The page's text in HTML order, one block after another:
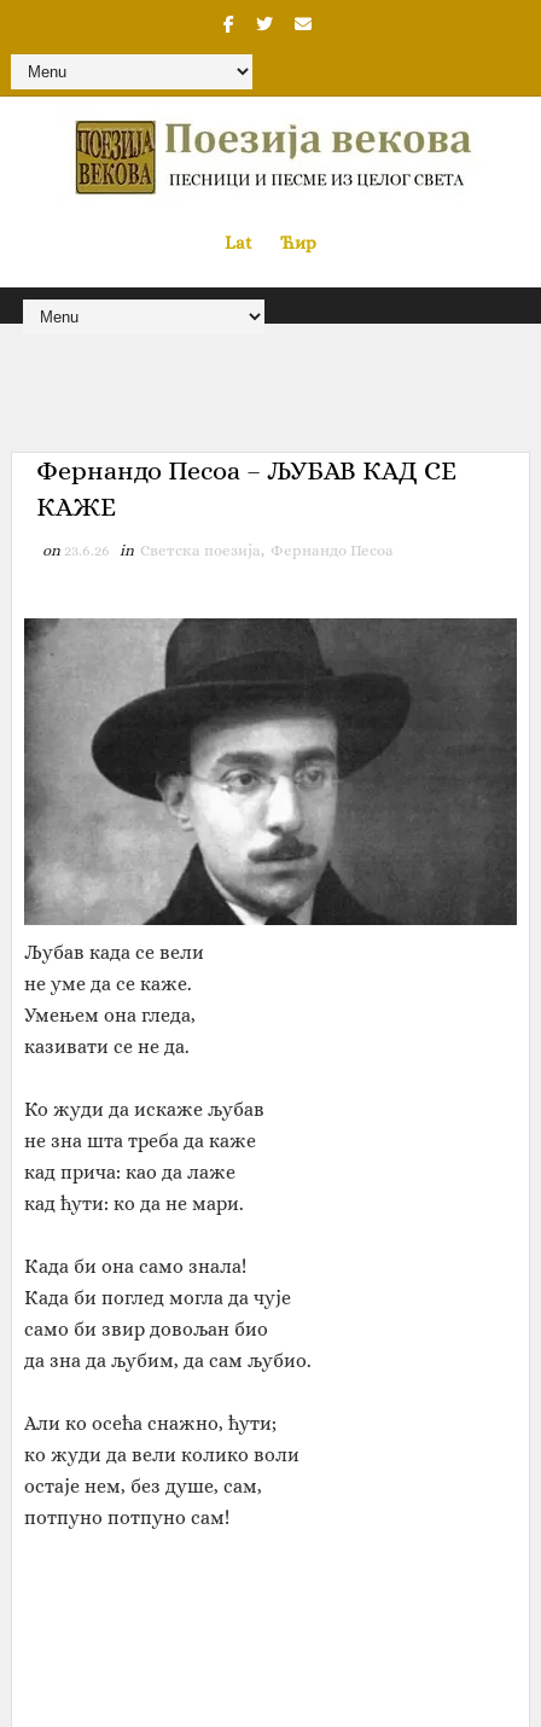
Lat« Ћир
Фернандо Песоа – ЉУБАВ КАД СЕ
КАЖЕ
on 23.6.26 in Светска поезија, Фернандо Песоа
Љубав када се вели
не уме да се каже.
Умењем она гледа,
казивати се не да.
Ко жуди да искаже љубав
не зна шта треба да каже
кад прича: као да лаже
кад ћути: ко да не мари.
Када би она само знала!
Када би поглед могла да чује
само би звир довољан био
да зна да љубим, да сам љубио.
Али ко осећа снажно, ћути;
ко жуди да вели колико воли
остаје нем, без душе, сам,
потпуно потпуно сам!